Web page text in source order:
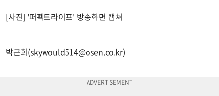
[사진] '퍼펙트라이프' 방송화면 캡쳐
박근희(skywould514@osen.co.kr)